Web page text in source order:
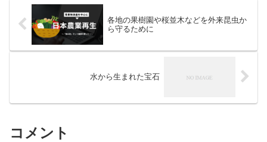
各地の果樹園や桜並木などを外来昆虫か
ら守るために
水から生まれた宝石
コメント